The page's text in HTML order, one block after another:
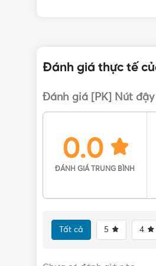
Đánh giá thực tế
Đánh giá [PK] Nút đậy
0.0
ĐÁNH GIÁ TRUNG BÌNH
Tất cả 5 4